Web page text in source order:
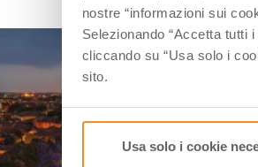
nostre “informazioni sui
Selezionando “Accetta tutti
cliccando su “Usa solo i
sito.
Usa solo i cookie